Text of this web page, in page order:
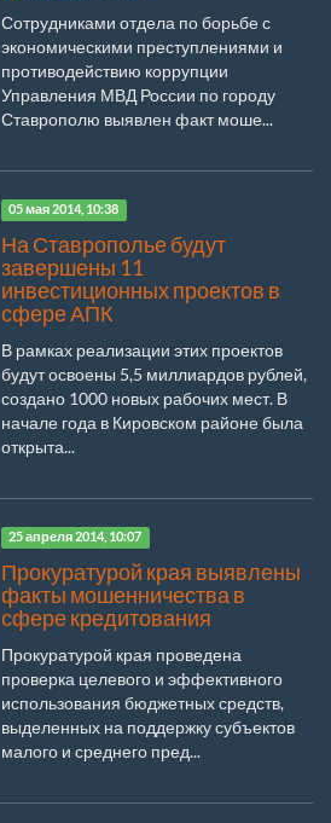
Сотрудниками отдела по борьбе с
экономическими преступлениями и
противодействию коррупции
Управления МВД России по городу
Ставрополю выявлен факт моше...
05 мая 2014, 10:38
На Ставрополье будут
завершены 11
инвестиционных проектов в
сфере АПК
В рамках реализации этих проектов
будут освоены 5,5 миллиардов рублей,
создано 1000 новых рабочих мест. В
начале года в Кировском районе была
открыта...
25 апреля 2014, 10:07
Прокуратурой края выявлены
факты мошенничества в
сфере кредитования
Прокуратурой края проведена
проверка целевого и эффективного
использования бюджетных средств,
выделенных на поддержку субъектов
малого и среднего пред...